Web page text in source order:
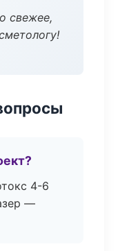
свежее,
4-6
—